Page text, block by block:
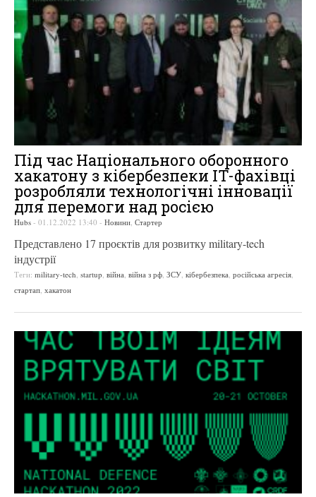
Під час Національного оборонного
хакатону з кібербезпеки IT-фахівці
розробляли технологічні інновації
для перемоги над росією
Hubs - 01.12.2022 13:40 - Новини Стартер
Представлено 17 проєктів для розвитку military-tech
індустрії
Теги: military-tech startup війна війна з рф ЗСУ кібербезпека російська агресія
стартап хакатон